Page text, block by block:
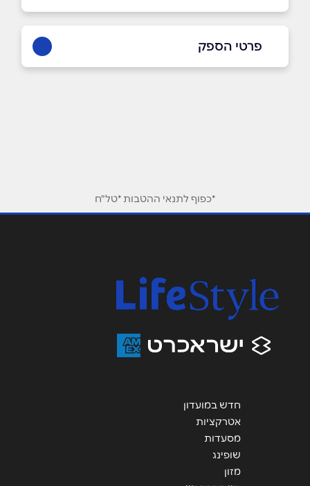
פרטי הספק
הודעה*
*כפוף לתנאי ההטבות *טל"ח
חדש במועדון
אטרקציות
מסעדות
שופינג
מזון